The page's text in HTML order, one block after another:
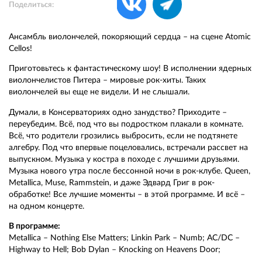
Поделиться:
Ансамбль виолончелей, покоряющий сердца – на сцене Atomic
Cellos!
Приготовьтесь к фантастическому шоу! В исполнении ядерных
виолончелистов Питера – мировые рок-хиты. Таких
виолончелей вы еще не видели. И не слышали.
Думали, в Консерваториях одно занудство? Приходите –
переубедим. Всё, под что вы подростком плакали в комнате.
Всё, что родители грозились выбросить, если не подтянете
алгебру. Под что впервые поцеловались, встречали рассвет на
выпускном. Музыка у костра в походе с лучшими друзьями.
Музыка нового утра после бессонной ночи в рок-клубе. Queen,
Metallica, Muse, Rammstein, и даже Эдвард Григ в рок-
обработке! Все лучшие моменты – в этой программе. И всё –
на одном концерте.
В программе:
Metallica – Nothing Else Matters; Linkin Park – Numb; AC/DC –
Highway to Hell; Bob Dylan – Knocking on Heavens Door;